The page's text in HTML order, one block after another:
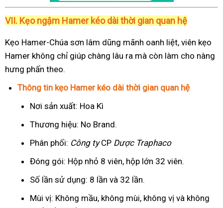
VII. Kẹo ngậm Hamer kéo dài thời gian quan hệ
Kẹo Hamer-Chúa sơn lâm dũng mãnh oanh liệt, viên kẹo
Hamer không chỉ giúp chàng lâu ra mà còn làm cho nàng
hưng phấn theo.
Thông tin kẹo Hamer kéo dài thời gian quan hệ
Nơi sản xuất: Hoa Kì
Thương hiệu: No Brand.
Phân phối: Công tyCP Dược Traphaco
Đóng gói: Hộp nhỏ 8 viên, hộp lớn 32 viên.
Số lần sử dụng: 8 lần và 32 lần.
Mùi vị: Không mầu, không mùi, không vị và không